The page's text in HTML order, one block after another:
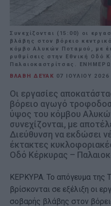
Συνεχίζονται (15:00) οι
βλάβης στον βόρειο
κόμβο Αλυκών Ποταμού, με
ρυθμίσεις στην Εθνική Οδό
Παλαιοκαστρίτσας.
ΒΛΑΒΗ ΔΕΥΑΚ 07 ΙΟΥΛΊΟΥ 2026
Οι εργασίες
βόρειο αγωγό
ύψος του κόμβου
συνεχίζονται, με
Διεύθυνση να εκδώσει
έκτακτες
Οδό Κέρκυρας –
ΚΕΡΚΥΡΑ. Το απόγευμα της
βρίσκονται σε εξέλιξη οι
σοβαρής βλάβης στον